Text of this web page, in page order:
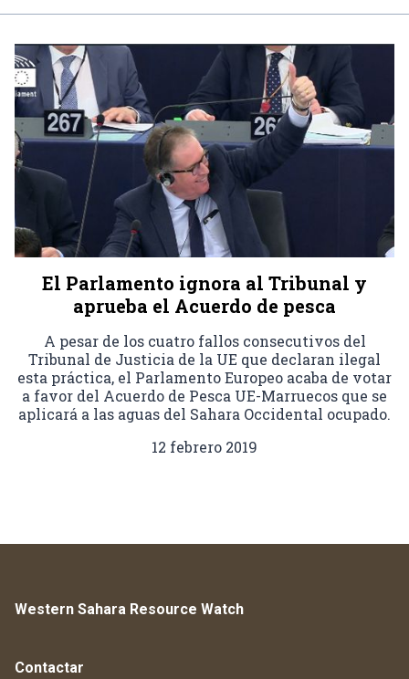
El Parlamento ignora al Tribunal y
aprueba el Acuerdo de pesca
A pesar de los cuatro fallos consecutivos del
Tribunal de Justicia de la UE que declaran ilegal
esta práctica, el Parlamento Europeo acaba de votar
a favor del Acuerdo de Pesca UE-Marruecos que se
aplicará a las aguas del Sahara Occidental ocupado.
12 febrero 2019
Western Sahara Resource Watch
Contactar